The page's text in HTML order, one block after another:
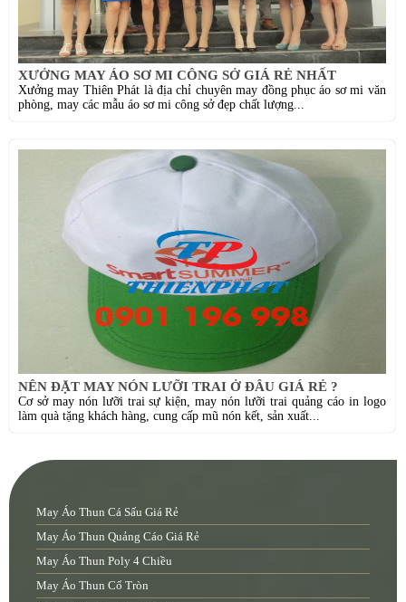
XƯỞNG MAY ÁO SƠ MI CÔNG SỞ GIÁ RẺ NHẤT
Xưởng may Thiên Phát là địa chỉ chuyên may đồng phục áo sơ mi văn
phòng, may các mẫu áo sơ mi công sở đẹp chất lượng...
NÊN ĐẶT MAY NÓN LƯỠI TRAI Ở ĐÂU GIÁ RẺ ?
Cơ sở may nón lưỡi trai sự kiện, may nón lưỡi trai quảng cáo in logo
làm quà tặng khách hàng, cung cấp mũ nón kết, sản xuất...
May Áo Thun Cá Sấu Giá Rẻ
May Áo Thun Quảng Cáo Giá Rẻ
May Áo Thun Poly 4 Chiều
May Áo Thun Cổ Tròn